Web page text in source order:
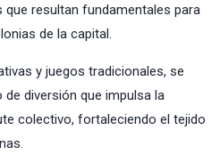
resultan fundamentales para
de la capital.
y juegos tradicionales, se
diversión que impulsa la
colectivo, fortaleciendo el tejido